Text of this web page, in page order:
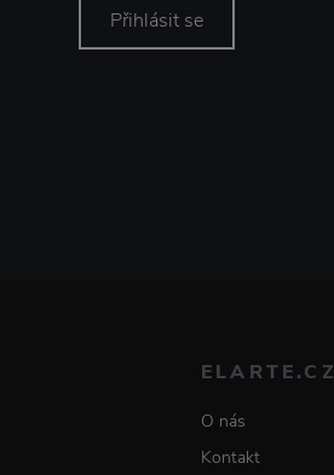
Přihlásit se
ELARTE.CZ
O nás
Kontakt